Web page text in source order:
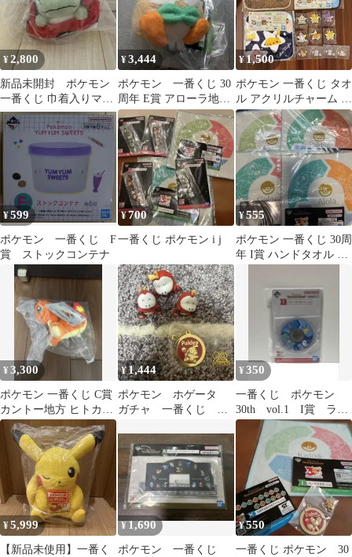
¥2,800
新品未開封 ポケモン
一番くじ 巾着入りマス
コット みがわり
¥3,444
ポケモン 一番くじ 30
周年 E賞 アローラ地方
ぬいぐるみ モクロー
¥1,500
ポケモン 一番くじ タオ
ル アクリルチャーム セ
ット
¥599
ポケモン 一番くじ F
賞 ストックコンテナ
¥700
一番くじ ポケモン i j
¥555
ポケモン 一番くじ 30周
年 I賞 ハンドタオル 4
¥3,300
ポケモン 一番くじ C賞
カントー地方 ヒトカゲ
旅立ちの3匹ぬいぐるみ
¥1,444
ポケモン ホゲータ
ガチャ 一番くじ ま
¥350
一番くじ ポケモン
30th vol.1 I賞 ラバ
ーコースター みずタ
イプ
¥5,999
【新品未使用】一番く
¥1,690
ポケモン 一番くじ
¥550
一番くじ ポケモン 30